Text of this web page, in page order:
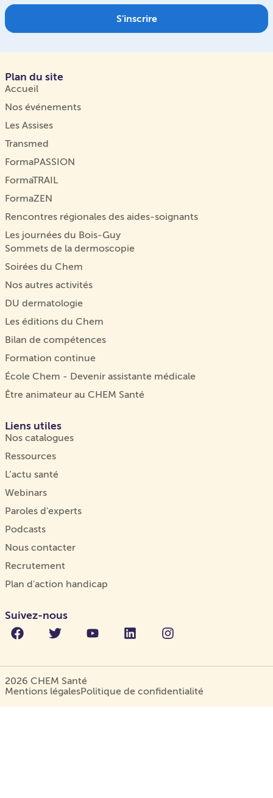
S'inscrire
Plan du site
Accueil
Nos événements
Les Assises
Transmed
FormaPASSION
FormaTRAIL
FormaZEN
Rencontres régionales des aides-soignants
Les journées du Bois-Guy
Sommets de la dermoscopie
Soirées du Chem
Nos autres activités
DU dermatologie
Les éditions du Chem
Bilan de compétences
Formation continue
École Chem - Devenir assistante médicale
Être animateur au CHEM Santé
Liens utiles
Nos catalogues
Ressources
L’actu santé
Webinars
Paroles d'experts
Podcasts
Nous contacter
Recrutement
Plan d'action handicap
Suivez-nous
2026 CHEM Santé
Mentions légalesPolitique de confidentialité